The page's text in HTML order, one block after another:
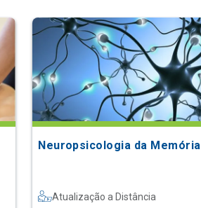
Neuropsicologia da Memória
Atualização a Distância